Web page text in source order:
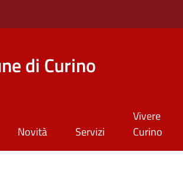
di Curino
Novità Servizi
Vivere
Curino